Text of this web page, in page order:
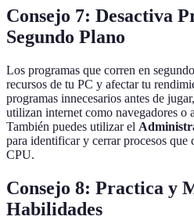
Consejo 7: Desactiva
Segundo Plano
Los programas que corren en
recursos de tu PC y afectar tu
programas innecesarios antes de
utilizan internet como navegadores o
También puedes utilizar el
para identificar y cerrar procesos que
CPU.
Consejo 8: Practica y
Habilidades